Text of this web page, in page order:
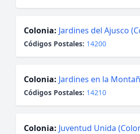
Colonia: Jardines del Ajusco
Códigos Postales: 14200
Colonia: Jardines en la
Códigos Postales: 14210
Colonia: Juventud Unida